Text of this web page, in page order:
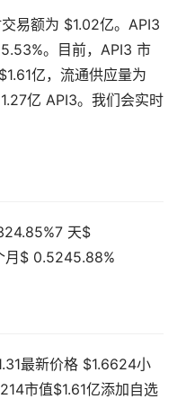
易额为 $1.02亿。API3
。目前，API3 市
亿，流通供应量为
亿 API3。我们会实时
天$
月$ 0.5245.88%
最新价格 $1.6624小
市值$1.61亿添加自选